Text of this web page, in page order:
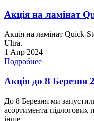
Акція на ламінат
Акція на ламінат Quick-
Ultra.
1 Апр 2024
Подробнее
Акція до 8 Березня
До 8 Березня ми
асортимента підлогових
інше.